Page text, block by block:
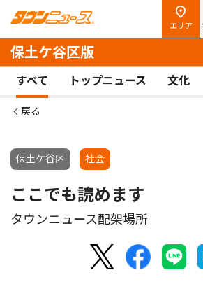
エリア
保土ケ谷区版
すべて トップニュース 文化
戻る
保土ケ谷区 社会
ここでも読めます
タウンニュース配架場所